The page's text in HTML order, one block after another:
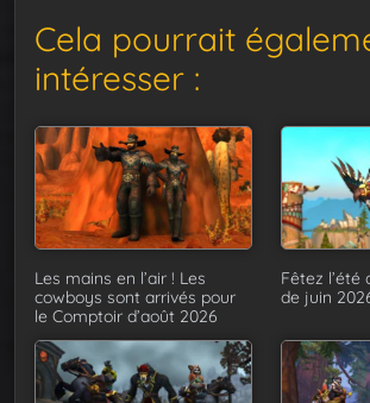
Cela pourrait
intéresser :
Les mains en l’air ! Les
cowboys sont arrivés pour
le Comptoir d’août 2026
Fêtez l’été
de juin